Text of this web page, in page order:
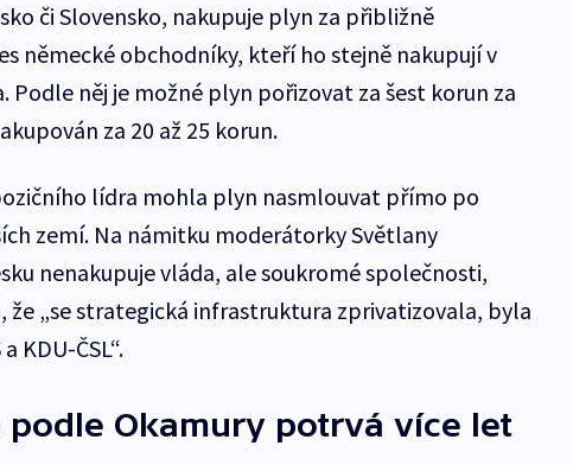
či Slovensko, nakupuje plyn za přibližně
německé obchodníky, kteří ho stejně nakupují v
Podle něj je možné plyn pořizovat za šest korun za
za 20 až 25 korun.
lídra mohla plyn nasmlouvat přímo po
zemí. Na námitku moderátorky Světlany
nenakupuje vláda, ale soukromé společnosti,
že „se strategická infrastruktura zprivatizovala, byla
KDU-ČSL“.
Okamury potrvá více let